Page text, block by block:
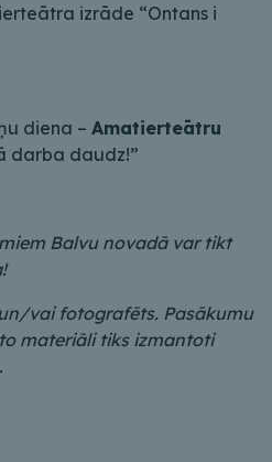
izrāde “Ontans i
diena – Amatierteātru
darba daudz!”
Balvu novadā var tikt
vai fotografēts. Pasākumu
materiāli tiks izmantoti